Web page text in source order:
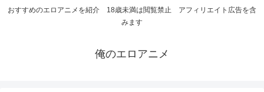
おすすめのエロアニメを紹介 18歳未満は閲覧禁止 アフィリエイト広告を含
みます
俺のエロアニメ